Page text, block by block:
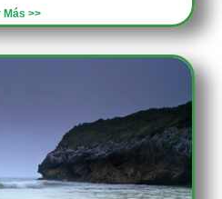
Más >>